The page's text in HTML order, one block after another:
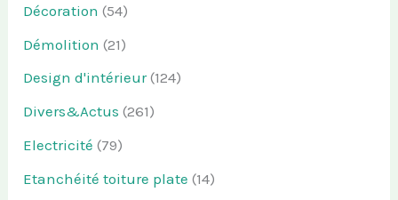
Décoration (54)
Démolition (21)
Design d'intérieur(124)
Divers&Actus (261)
Electricité (79)
Etanchéité toiture plate (14)